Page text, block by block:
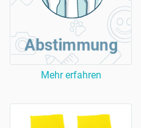
Abstimmung
Mehr erfahren